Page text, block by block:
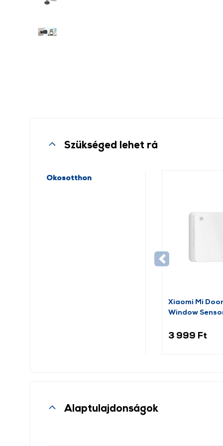
Szükséged lehet rá
Okosotthon
Xiaomi Mi
Window
3 999 Ft
Alaptulajdonságok